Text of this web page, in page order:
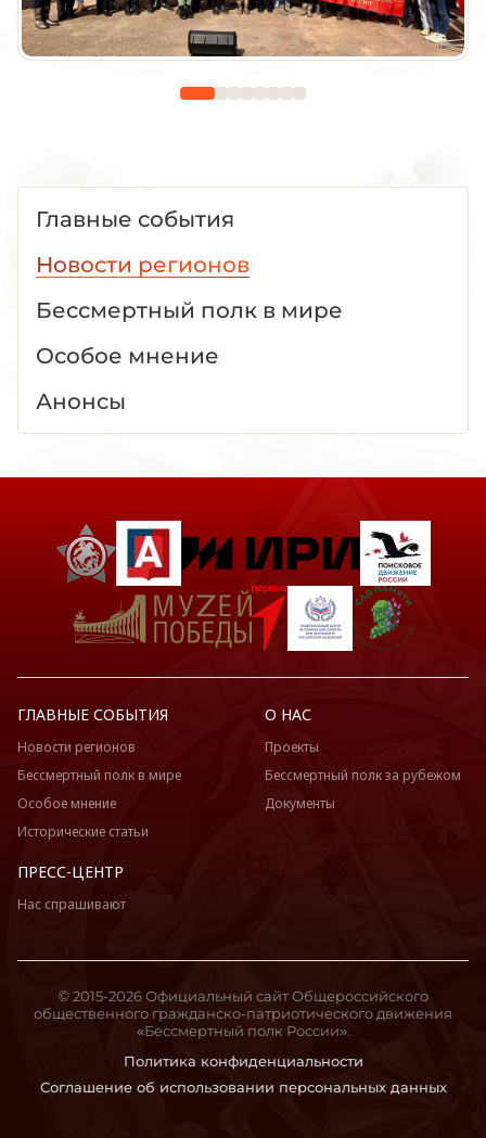
Главные события
Новости регионов
Бессмертный полк в мире
Особое мнение
Анонсы
ГЛАВНЫЕ СОБЫТИЯ
Новости регионов
Бессмертный полк в мире
Особое мнение
Исторические статьи
О НАС
Проекты
Бессмертный полк за рубежом
Документы
ПРЕСС-ЦЕНТР
Нас спрашивают
Политика конфиденциальности
Соглашение об использовании персональных данных
© 2015-2026 Официальный сайт Общероссийского
общественного гражданско-патриотического движения
«Бессмертный полк России».